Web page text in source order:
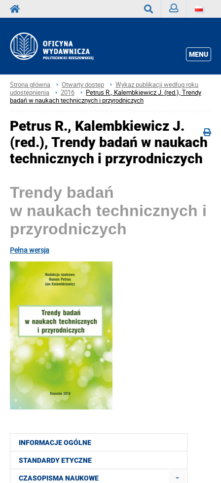
MENU
Strona główna Otwarty dostęp
Wykaz publikacji według roku
udostępnienia
2016
Petrus R., Kalembkiewicz J. (red.), Trendy
badań w naukach technicznych i przyrodniczych
INFORMACJE OGÓLNE
STANDARDY ETYCZNE
CZASOPISMA NAUKOWE
Petrus R., Kalembkiewicz J.
(red.), Trendy badań w naukach
technicznych i przyrodniczych
Trendy badań
w naukach technicznych i
przyrodniczych
Pełna wersja